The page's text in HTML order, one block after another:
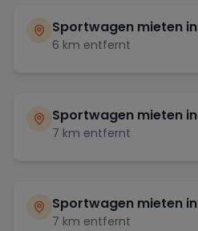
Sportwagen mieten in
6 km entfernt
Sportwagen mieten in
7 km entfernt
Sportwagen mieten in
7 km entfernt